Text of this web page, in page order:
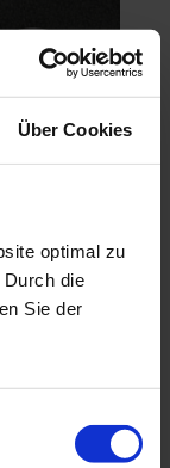
Über Cookies
optimal zu
die
Sie der